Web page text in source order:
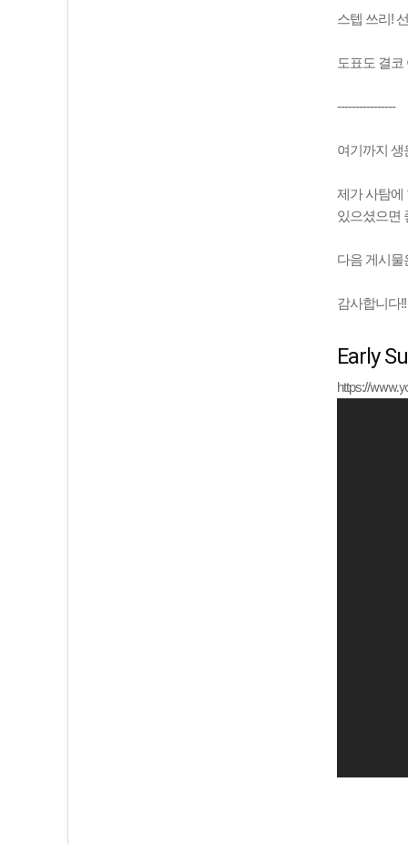
스텝 쓰리!
도표도 결코
----------------
여기까지 생
제가 사탐에
있으셨으면
다음 게시물
감사합니다!!
Early
https://